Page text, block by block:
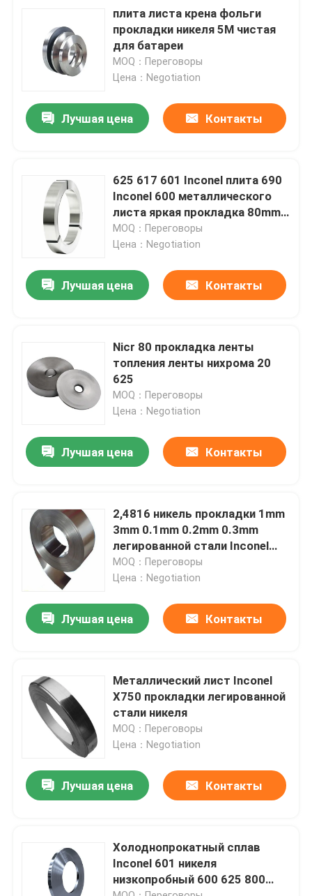
О Компании
Контакты
Продукция
лист плиты нержавеющей стали
Катушка нержавеющей стали
Трубка SS квадратная
Безшовная труба нержавеющей стали
прокладка нержавеющей стали
плита листа крена фольги
прокладки никеля 5M чистая
для батареи
MOQ：Переговоры
Цена：Negotiation
Лучшая цена Контакты
625 617 601 Inconel плита 690
Inconel 600 металлического
листа яркая прокладка 80mm
катушки сплава 718 625
MOQ：Переговоры
Цена：Negotiation
Лучшая цена Контакты
Nicr 80 прокладка ленты
топления ленты нихрома 20
625
MOQ：Переговоры
Цена：Negotiation
Лучшая цена Контакты
2,4816 никель прокладки 1mm
3mm 0.1mm 0.2mm 0.3mm
легированной стали Inconel
600
MOQ：Переговоры
Цена：Negotiation
Лучшая цена Контакты
Металлический лист Inconel
X750 прокладки легированной
стали никеля
MOQ：Переговоры
Цена：Negotiation
Лучшая цена Контакты
Холоднопрокатный сплав
Inconel 601 никеля
низкопробный 600 625 800